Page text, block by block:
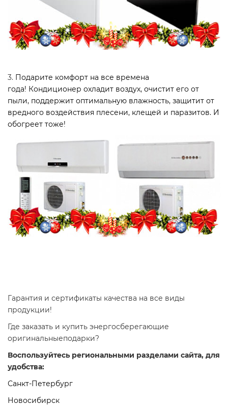
3. Подарите комфорт на все времена
года! Кондиционер охладит воздух, очистит его от
пыли, поддержит оптимальную влажность, защитит от
вредного воздействия плесени, клещей и паразитов. И
обогреет тоже!
Гарантия и сертификаты качества на все виды
продукции!
Где заказать и купить энергосберегающие
оригинальныеподарки?
Воспользуйтесь региональными разделами сайта, для
удобства:
Санкт-Петербург
Новосибирск